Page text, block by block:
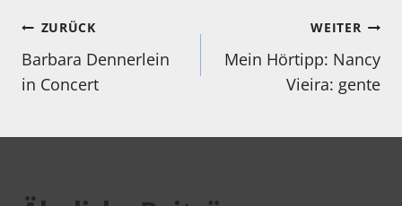
Beitragsnavigation
ZURÜCK
Barbara Dennerlein
in Concert
WEITER
Mein Hörtipp: Nancy
Vieira: gente